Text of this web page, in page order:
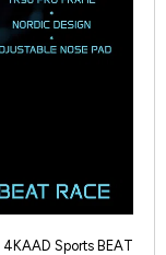
4KAAD Sports BEAT